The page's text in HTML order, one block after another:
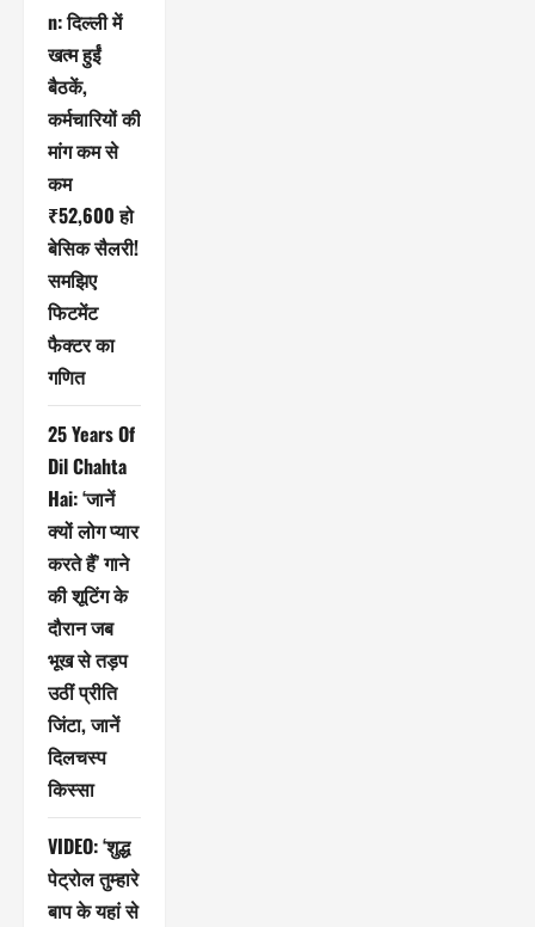
n: दिल्ली में
खत्म हुईं
बैठकें,
कर्मचारियों की
मांग कम से
कम
₹52,600 हो
बेसिक सैलरी!
समझिए
फिटमेंट
फैक्टर का
गणित
25 Years Of
Dil Chahta
Hai: ‘जानें
क्यों लोग प्यार
करते हैं’ गाने
की शूटिंग के
दौरान जब
भूख से तड़प
उठीं प्रीति
जिंटा, जानें
दिलचस्प
किस्सा
VIDEO: ‘शुद्ध
पेट्रोल तुम्हारे
बाप के यहां से